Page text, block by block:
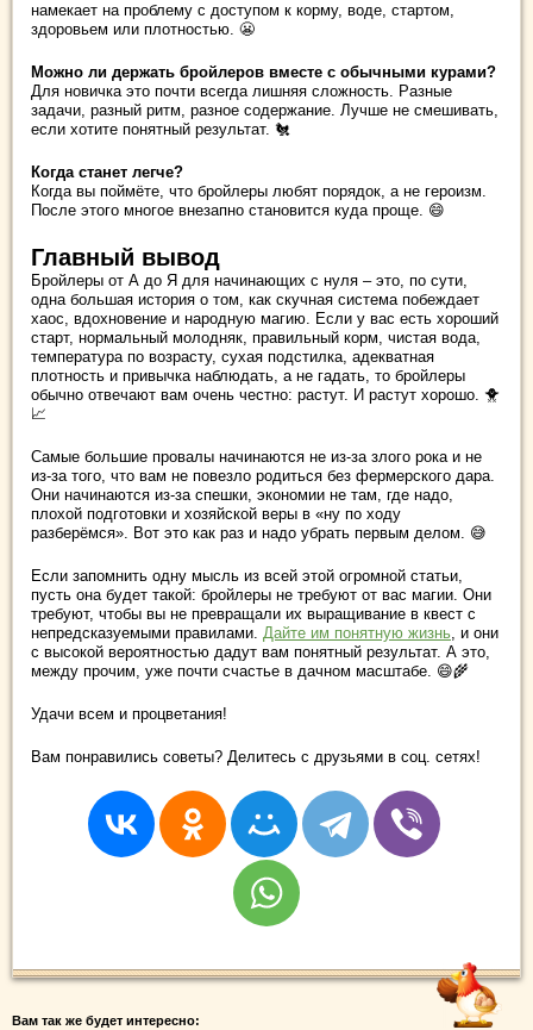
намекает на проблему с доступом к корму, воде, стартом,
здоровьем или плотностью. 😬
Можно ли держать бройлеров вместе с обычными курами?
Для новичка это почти всегда лишняя сложность. Разные
задачи, разный ритм, разное содержание. Лучше не смешивать,
если хотите понятный результат. 🐔
Когда станет легче?
Когда вы поймёте, что бройлеры любят порядок, а не героизм.
После этого многое внезапно становится куда проще. 😄
Главный вывод
Бройлеры от А до Я для начинающих с нуля – это, по сути,
одна большая история о том, как скучная система побеждает
хаос, вдохновение и народную магию. Если у вас есть хороший
старт, нормальный молодняк, правильный корм, чистая вода,
температура по возрасту, сухая подстилка, адекватная
плотность и привычка наблюдать, а не гадать, то бройлеры
обычно отвечают вам очень честно: растут. И растут хорошо. 🐥
📈
Самые большие провалы начинаются не из-за злого рока и не
из-за того, что вам не повезло родиться без фермерского дара.
Они начинаются из-за спешки, экономии не там, где надо,
плохой подготовки и хозяйской веры в «ну по ходу
разберёмся». Вот это как раз и надо убрать первым делом. 😅
Если запомнить одну мысль из всей этой огромной статьи,
пусть она будет такой: бройлеры не требуют от вас магии. Они
требуют, чтобы вы не превращали их выращивание в квест с
непредсказуемыми правилами. Дайте им понятную жизнь , и они
с высокой вероятностью дадут вам понятный результат. А это,
между прочим, уже почти счастье в дачном масштабе. 😄🌾
Удачи всем и процветания!
Вам понравились советы? Делитесь с друзьями в соц. сетях!
Вам так же будет интересно: